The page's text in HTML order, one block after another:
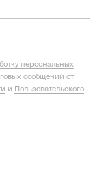
персональных
сообщений от
и Пользовательского